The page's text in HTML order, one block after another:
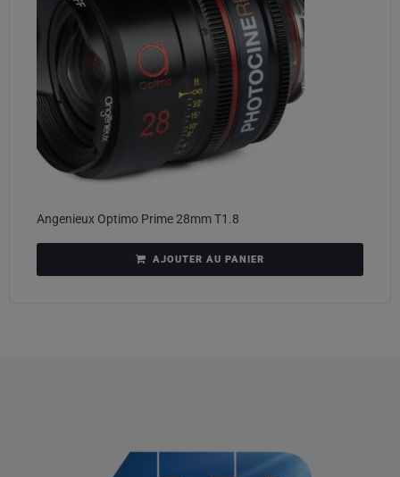
Angenieux Optimo Prime 28mm T1.8
AJOUTER AU PANIER